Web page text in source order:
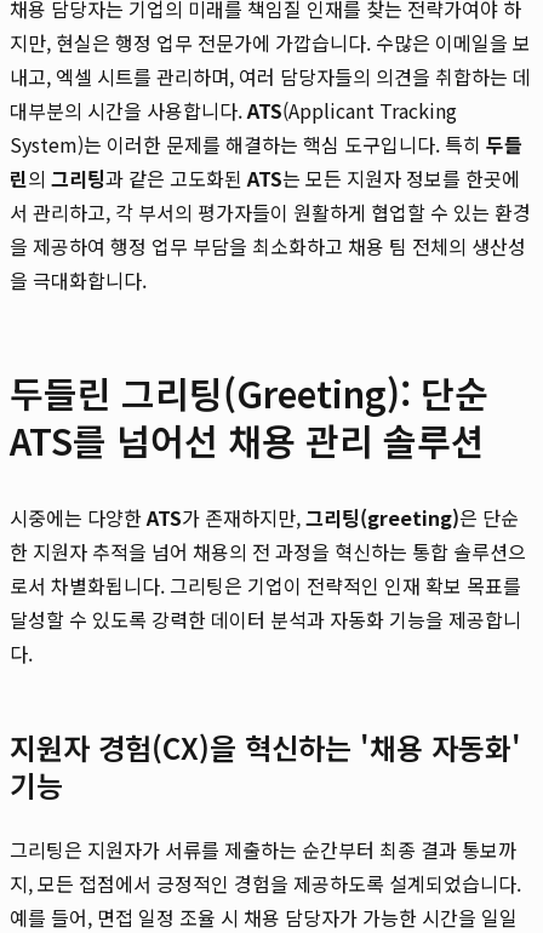
채용 담당자는 기업의 미래를 책임질 인재를 찾는 전략가여야 하
지만, 현실은 행정 업무 전문가에 가깝습니다. 수많은 이메일을 보
내고, 엑셀 시트를 관리하며, 여러 담당자들의 의견을 취합하는 데
대부분의 시간을 사용합니다.ATS(Applicant Tracking
System)는 이러한 문제를 해결하는 핵심 도구입니다. 특히 두들
린의 그리팅과 같은 고도화된 ATS는 모든 지원자 정보를 한곳에
서 관리하고, 각 부서의 평가자들이 원활하게 협업할 수 있는 환경
을 제공하여 행정 업무 부담을 최소화하고 채용 팀 전체의 생산성
을 극대화합니다.
두들린 그리팅(Greeting): 단순
ATS를 넘어선 채용 관리 솔루션
시중에는 다양한ATS가 존재하지만,그리팅(greeting)은 단순
한 지원자 추적을 넘어 채용의 전 과정을 혁신하는 통합 솔루션으
로서 차별화됩니다. 그리팅은 기업이 전략적인 인재 확보 목표를
달성할 수 있도록 강력한 데이터 분석과 자동화 기능을 제공합니
다.
지원자 경험(CX)을 혁신하는 '채용 자동화'
기능
그리팅은 지원자가 서류를 제출하는 순간부터 최종 결과 통보까
지, 모든 접점에서 긍정적인 경험을 제공하도록 설계되었습니다.
예를 들어, 면접 일정 조율 시 채용 담당자가 가능한 시간을 일일